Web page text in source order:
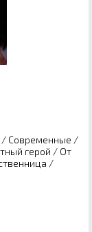
/ Современные /
герой / От
/